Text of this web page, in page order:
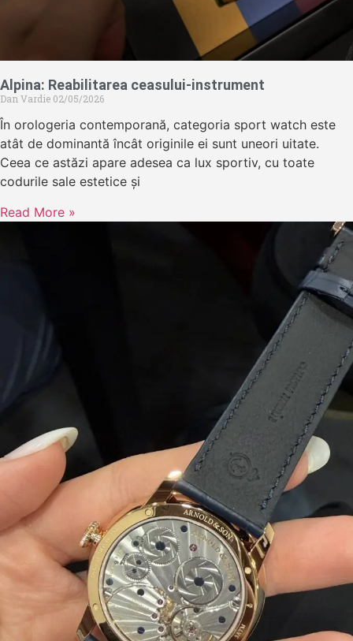
Alpina: Reabilitarea ceasului-instrument
Dan Vardie 02/05/2026
În orologeria contemporană, categoria sport watch este
atât de dominantă încât originile ei sunt uneori uitate.
Ceea ce astăzi apare adesea ca lux sportiv, cu toate
codurile sale estetice și
Read More »